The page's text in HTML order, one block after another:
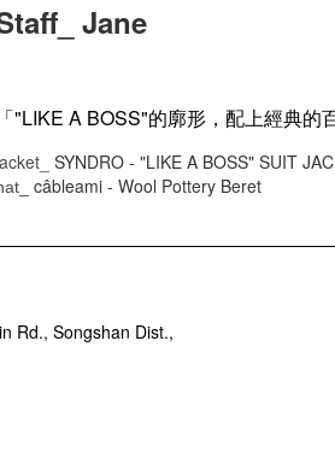
Jane
「"LIKE A BOSS"的廓形，配上經典的
SYNDRO - "LIKE A BOSS" SUIT
câbleami - Wool Pottery Beret
Rd., Songshan Dist.,